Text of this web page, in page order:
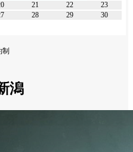
21 22
23
28 29
30
制
潟